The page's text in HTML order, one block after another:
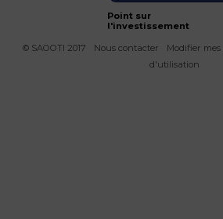
Point sur
l'investissement
© SAOOTI 2017
Nous contacter Modifier mes
d'utilisation